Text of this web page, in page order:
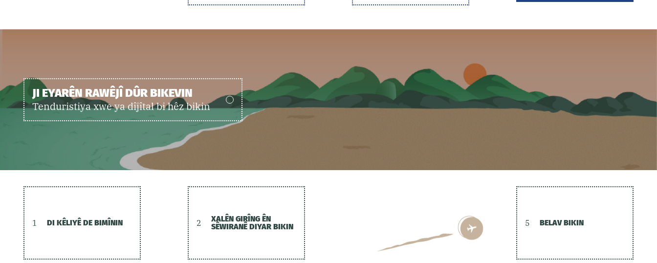
JI EYARÊN RAWÊJÎ DÛR BIKEVIN
Tenduristiya xwe ya dîjîtal bi hêz bikin
1 DI KÊLIYÊ DE BIMÎNIN 2
XALÊN GIRÎNG ÊN
SÊWIRANÊ DIYAR BIKIN
5 BELAV BIKIN